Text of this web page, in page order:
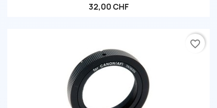
32,00 CHF
favorite_border